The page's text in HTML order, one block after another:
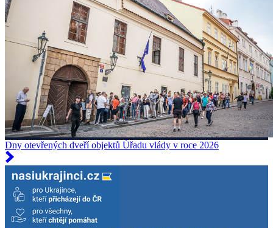
Dny otevřených dveří objektů Úřadu vlády v roce 2026